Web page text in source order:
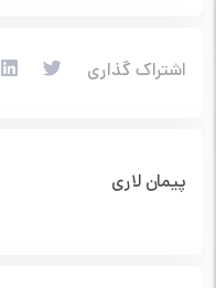
اشتراک گذاری
پیمان لاری